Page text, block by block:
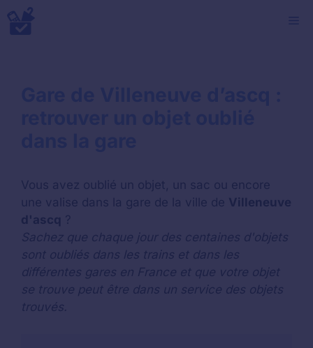
Aller
au
Vous avez oublié un objet, un sac ou encore
une valise dans la gare de la ville de Villeneuve
d'ascq ?
Sachez que chaque jour des centaines d'objets
sont oubliés dans les trains et dans les
différentes gares en France et que votre objet
se trouve peut être dans un service des objets
trouvés.